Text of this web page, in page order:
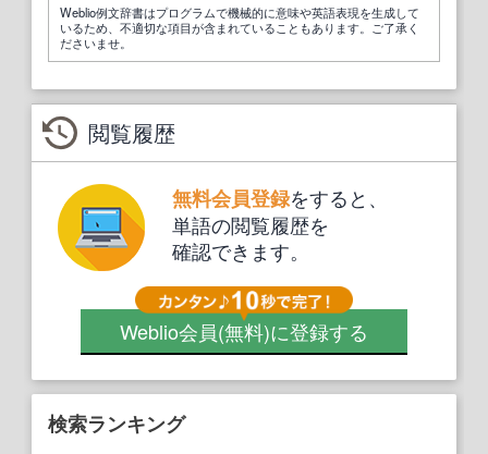
Weblio例文辞書はプログラムで機械的に意味や英語表現を生成して
いるため、不適切な項目が含まれていることもあります。ご了承く
ださいませ。
閲覧履歴
無料会員登録をすると、
単語の閲覧履歴を
確認できます。
Weblio会員(無料)に登録する
検索ランキング